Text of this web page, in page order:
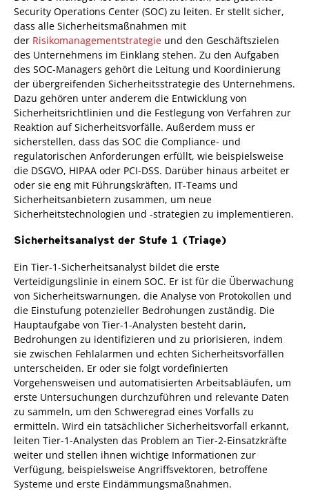
Security Operations Center (SOC) zu leiten. Er stellt sicher,
dass alle Sicherheitsmaßnahmen mit
der Risikomanagementstrategie und den Geschäftszielen
des Unternehmens im Einklang stehen. Zu den Aufgaben
des SOC-Managers gehört die Leitung und Koordinierung
der übergreifenden Sicherheitsstrategie des Unternehmens.
Dazu gehören unter anderem die Entwicklung von
Sicherheitsrichtlinien und die Festlegung von Verfahren zur
Reaktion auf Sicherheitsvorfälle. Außerdem muss er
sicherstellen, dass das SOC die Compliance- und
regulatorischen Anforderungen erfüllt, wie beispielsweise
die DSGVO, HIPAA oder PCI-DSS. Darüber hinaus arbeitet er
oder sie eng mit Führungskräften, IT-Teams und
Sicherheitsanbietern zusammen, um neue
Sicherheitstechnologien und -strategien zu implementieren.
Sicherheitsanalyst der Stufe 1 (Triage)
Ein Tier-1-Sicherheitsanalyst bildet die erste
Verteidigungslinie in einem SOC. Er ist für die Überwachung
von Sicherheitswarnungen, die Analyse von Protokollen und
die Einstufung potenzieller Bedrohungen zuständig. Die
Hauptaufgabe von Tier-1-Analysten besteht darin,
Bedrohungen zu identifizieren und zu priorisieren, indem
sie zwischen Fehlalarmen und echten Sicherheitsvorfällen
unterscheiden. Er oder sie folgt vordefinierten
Vorgehensweisen und automatisierten Arbeitsabläufen, um
erste Untersuchungen durchzuführen und relevante Daten
zu sammeln, um den Schweregrad eines Vorfalls zu
ermitteln. Wird ein tatsächlicher Sicherheitsvorfall erkannt,
leiten Tier-1-Analysten das Problem an Tier-2-Einsatzkräfte
weiter und stellen ihnen wichtige Informationen zur
Verfügung, beispielsweise Angriffsvektoren, betroffene
Systeme und erste Eindämmungsmaßnahmen.